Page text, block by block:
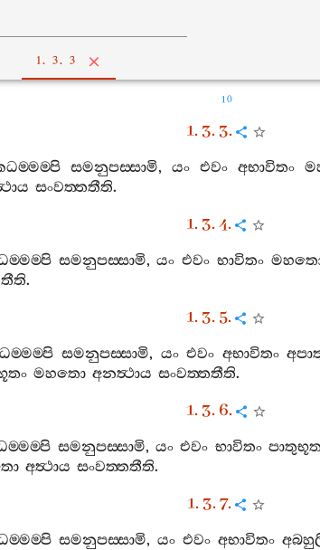
1. 3. 3
10
1. 3. 3.
සමනුපස‍්සාමි, යං එවං අභාවිතං
සංවත‍්තතීති.
1. 3. 4.
සමනුපස‍්සාමි,යං එවං භාවිතං
.
1. 3. 5.
සමනුපස‍්සාමි, යං එවං අභාවිතං
මහතො අනත්‍ථාය සංවත‍්තතීති.
1. 3. 6.
සමනුපස‍්සාමි, යං එවං භාවිතං
අත්‍ථාය සංවත‍්තතීති.
1. 3. 7.
සමනුපස‍්සාමි,යං එවං අභාවිතං